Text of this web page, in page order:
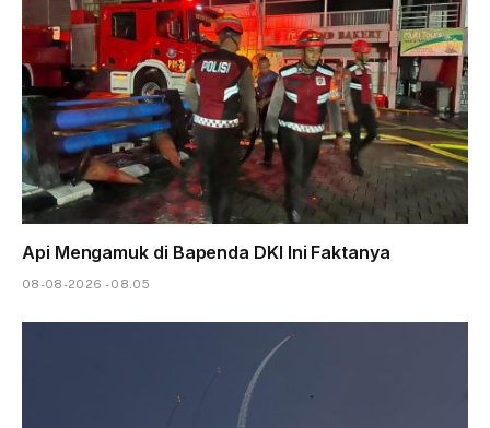
Api Mengamuk di Bapenda DKI Ini Faktanya
08-08-2026 - 08.05